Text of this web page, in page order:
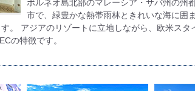
ボルネオ島北部のマレーシア・サバ州の州
市で、緑豊かな熱帯雨林ときれいな海に囲
。 アジアのリゾートに立地しながら、欧米スタ
の特徴です。